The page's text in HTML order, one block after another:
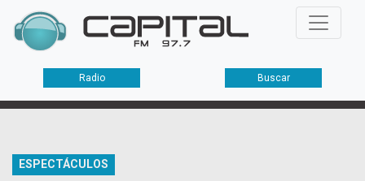
Radio Buscar
ESPECTÁCULOS